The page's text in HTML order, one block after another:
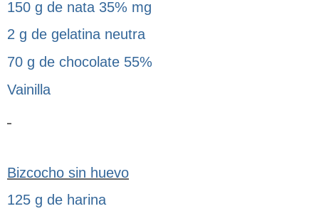
150 g de nata 35% mg
2 g de gelatina neutra
70 g de chocolate 55%
Vainilla
Bizcocho sin huevo
125 g de harina